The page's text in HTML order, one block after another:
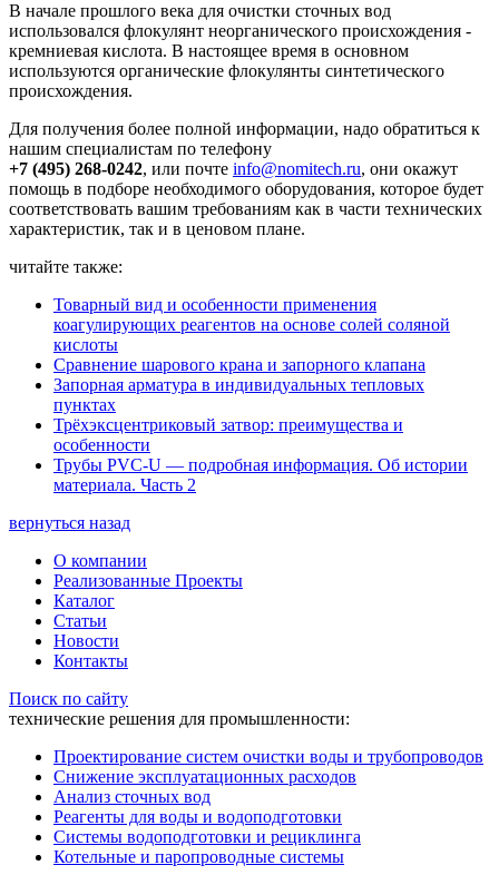
В начале прошлого века для очистки сточных вод
использовался флокулянт неорганического происхождения -
кремниевая кислота. В настоящее время в основном
используются органические флокулянты синтетического
происхождения.
Для получения более полной информации, надо обратиться к
нашим специалистам по телефону
+7 (495) 268-0242, или почте info@nomitech.ru, они окажут
помощь в подборе необходимого оборудования, которое будет
соответствовать вашим требованиям как в части технических
характеристик, так и в ценовом плане.
читайте также:
Товарный вид и особенности применения
коагулирующих реагентов на основе солей соляной
кислоты
Сравнение шарового крана и запорного клапана
Запорная арматура в индивидуальных тепловых
пунктах
Трёхэксцентриковый затвор: преимущества и
особенности
Трубы PVC-U — подробная информация. Об истории
материала. Часть 2
вернуться назад
О компании
Реализованные Проекты
Каталог
Статьи
Новости
Контакты
Поиск по сайту
технические решения для промышленности:
Проектирование систем очистки воды и трубопроводов
Снижение эксплуатационных расходов
Анализ сточных вод
Реагенты для воды и водоподготовки
Системы водоподготовки и рециклинга
Котельные и паропроводные системы